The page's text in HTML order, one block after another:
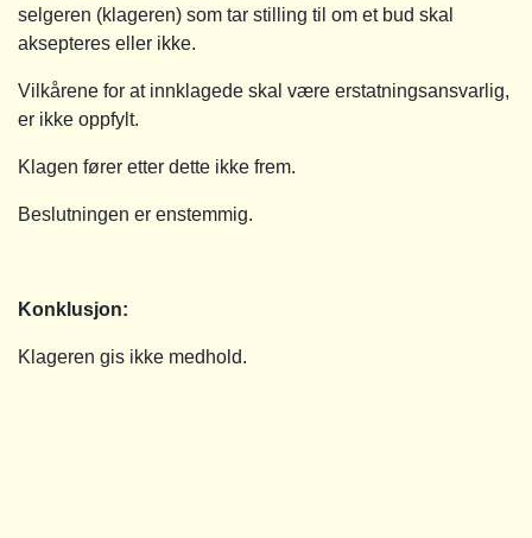
selgeren (klageren) som tar stilling til om et bud skal
aksepteres eller ikke.
Vilkårene for at innklagede skal være erstatningsansvarlig,
er ikke oppfylt.
Klagen fører etter dette ikke frem.
Beslutningen er enstemmig.
Konklusjon:
Klageren gis ikke medhold.